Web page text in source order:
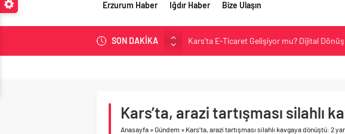
Erzurum Haber Iğdır Haber Bize Ulaşın
SON DAKİKA
Kars’ta E-Ticaret Gelişiyor mu? Dijital
Kars Halkı Yeni Parti Hakkında Ne
Kağızman Köyleri ve En Çok Kullanılan
Kars’ta, arazi tartışması silahlı
Anasayfa »Gündem » Kars’ta, arazi tartışması silahlı kavgaya dönüştü: 2